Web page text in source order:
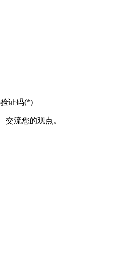
验证码(*)
流您的观点。